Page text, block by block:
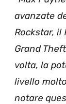
avanzate
Rockstar, il
Grand
volta, la
livello
notare